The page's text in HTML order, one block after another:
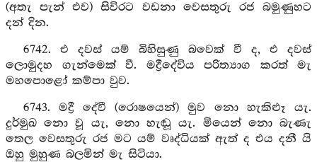
(අතැ පැන් එව) සිවිරට වඩනා වෙසතුරු රජ බමුණුහට
දන් දින.
6742. එ දවස් යම් බිහිසුණු බවෙක් වී ද, එ දවස්
ලොමුදහ ගැන්මෙක් වී. මද්‍රීදේවිය පරිත්‍යාග කරත් මැ
මහපොළෝ කම්පා වුව.
6743. මද්‍රී දේවී (රොෂයෙන්) මුව නො හැකිළූ යැ.
දුර්මුඛ නො වූ යැ, නො හැඬූ යැ. මියෙන් නො බැණැ
තෙල වෙසතුරු රජ මට යම් වෘද්ධියක් ඇත් ද එය දනී යි
ඔහු මුහුණ බලමින් මැ සිටියා.